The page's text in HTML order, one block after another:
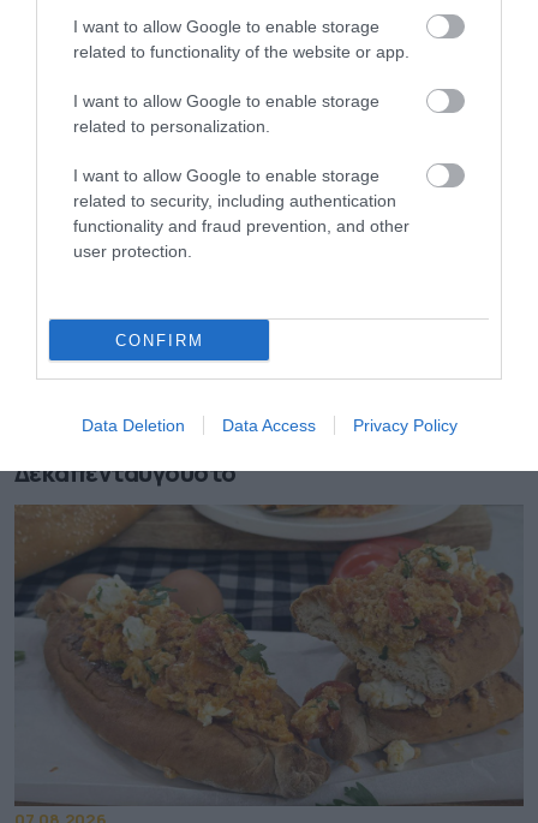
I want to allow Google to enable storage
related to functionality of the website or app.
I want to allow Google to enable storage
related to personalization.
I want to allow Google to enable storage
related to security, including authentication
functionality and fraud prevention, and other
user protection.
CONFIRM
Data Deletion Data Access Privacy Policy
Κάρτα Αγρότη: Τι αλλάζει από τις 28
Αυγούστου – Πώς θα ενεργοποιείται
Πώς αμείβονται όσοι εργαστούν τον
Δεκαπενταύγουστο